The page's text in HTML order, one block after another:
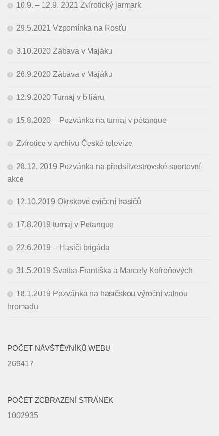
10.9. – 12.9. 2021 Zvírotický jarmark
29.5.2021 Vzpomínka na Rosťu
3.10.2020 Zábava v Majáku
26.9.2020 Zábava v Majáku
12.9.2020 Turnaj v biliáru
15.8.2020 – Pozvánka na turnaj v pétanque
Zvírotice v archivu České televize
28.12. 2019 Pozvánka na předsilvestrovské sportovní
akce
12.10.2019 Okrskové cvičení hasičů
17.8.2019 turnaj v Petanque
22.6.2019 – Hasiči brigáda
31.5.2019 Svatba Františka a Marcely Kofroňových
18.1.2019 Pozvánka na hasičskou výroční valnou
hromadu
POČET NÁVŠTĚVNÍKŮ WEBU
269417
POČET ZOBRAZENÍ STRÁNEK
1002935